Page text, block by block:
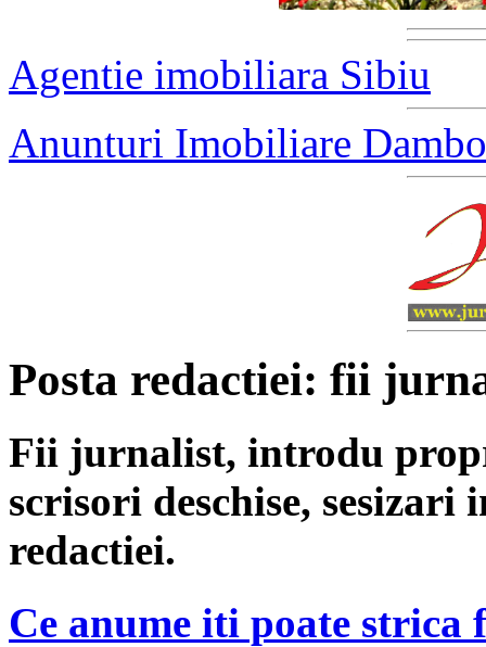
Agentie imobiliara Sibiu
Anunturi Imobiliare
Posta redactiei: fii
Fii jurnalist, introdu
scrisori deschise, sesizari
redactiei.
Ce anume iti poate strica